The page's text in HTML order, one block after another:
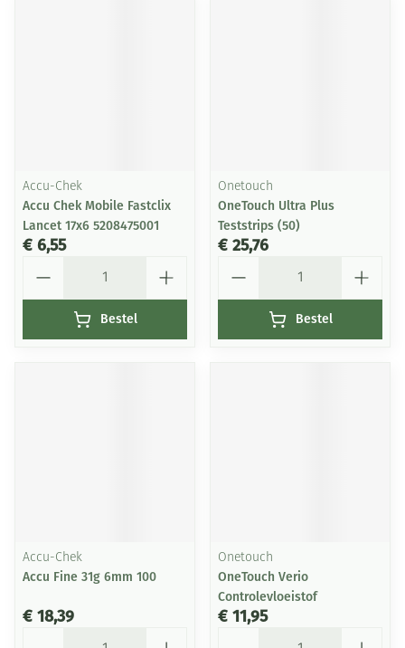
Accu-Chek
Accu Chek Mobile Fastclix
Lancet 17x6 5208475001
€ 6,55
Bestel
Onetouch
OneTouch Ultra Plus
Teststrips (50)
€ 25,76
Bestel
Accu-Chek
Accu Fine 31g 6mm 100
€ 18,39
Onetouch
OneTouch Verio
Controlevloeistof
€ 11,95